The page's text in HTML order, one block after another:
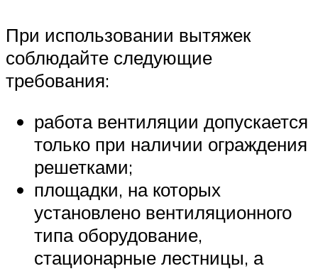
При использовании вытяжек
соблюдайте следующие
требования:
работа вентиляции допускается
только при наличии ограждения
решетками;
площадки, на которых
установлено вентиляционного
типа оборудование,
стационарные лестницы, а